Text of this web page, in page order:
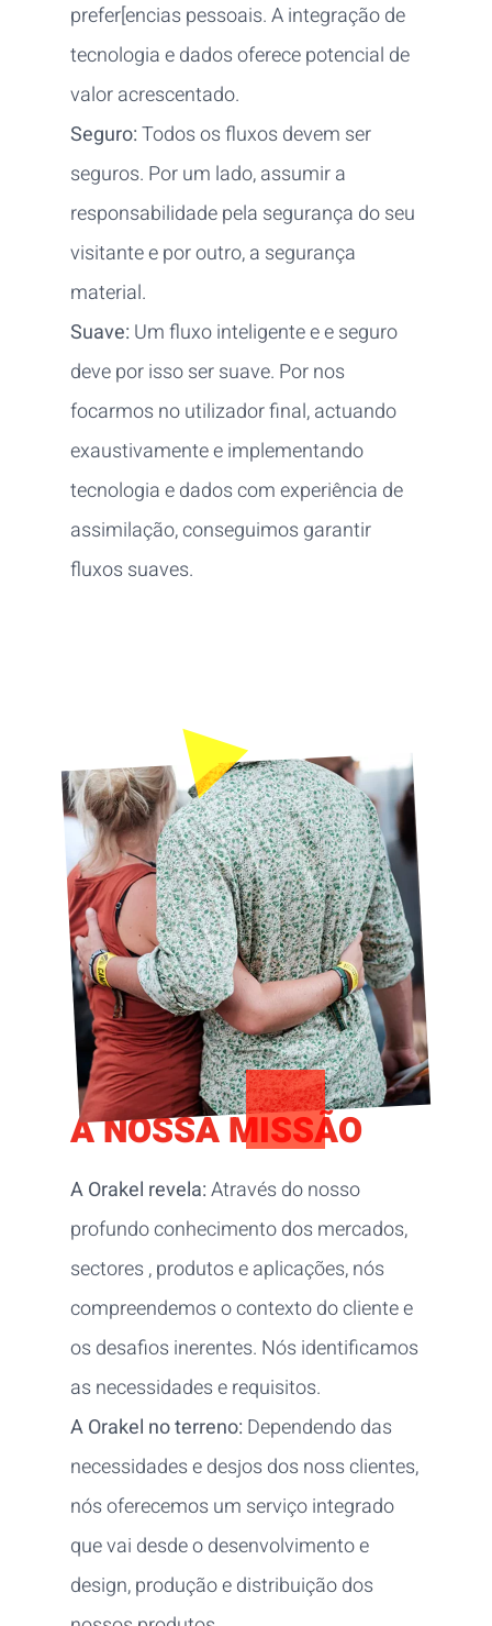
prefer[encias pessoais. A integração de
tecnologia e dados oferece potencial de
valor acrescentado.
Seguro:Todos os fluxos devem ser
seguros. Por um lado, assumir a
responsabilidade pela segurança do seu
visitante e por outro, a segurança
material.
Suave: Um fluxo inteligente e e seguro
deve por isso ser suave. Por nos
focarmos no utilizador final, actuando
exaustivamente e implementando
tecnologia e dados com experiência de
assimilação, conseguimos garantir
fluxos suaves.
A NOSSA MISSÃO
A Orakel revela:Através do nosso
profundo conhecimento dos mercados,
sectores , produtos e aplicações, nós
compreendemos o contexto do cliente e
os desafios inerentes. Nós identificamos
as necessidades e requisitos.
A Orakel no terreno: Dependendo das
necessidades e desjos dos noss clientes,
nós oferecemos um serviço integrado
que vai desde o desenvolvimento e
design, produção e distribuição dos